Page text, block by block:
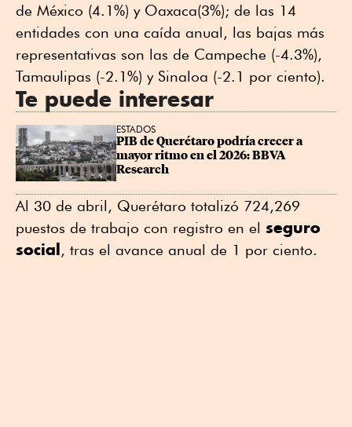
de México (4.1%) y Oaxaca(3%); de las 14
entidades con una caída anual, las bajas más
representativas son las de Campeche (-4.3%),
Tamaulipas (-2.1%) y Sinaloa (-2.1 por ciento).
Te puede interesar
ESTADOS
PIB de Querétaro podría crecer a
mayor ritmo en el 2026: BBVA
Research
Al 30 de abril, Querétaro totalizó 724,269
puestos de trabajo con registro en el seguro
social , tras el avance anual de 1 por ciento.